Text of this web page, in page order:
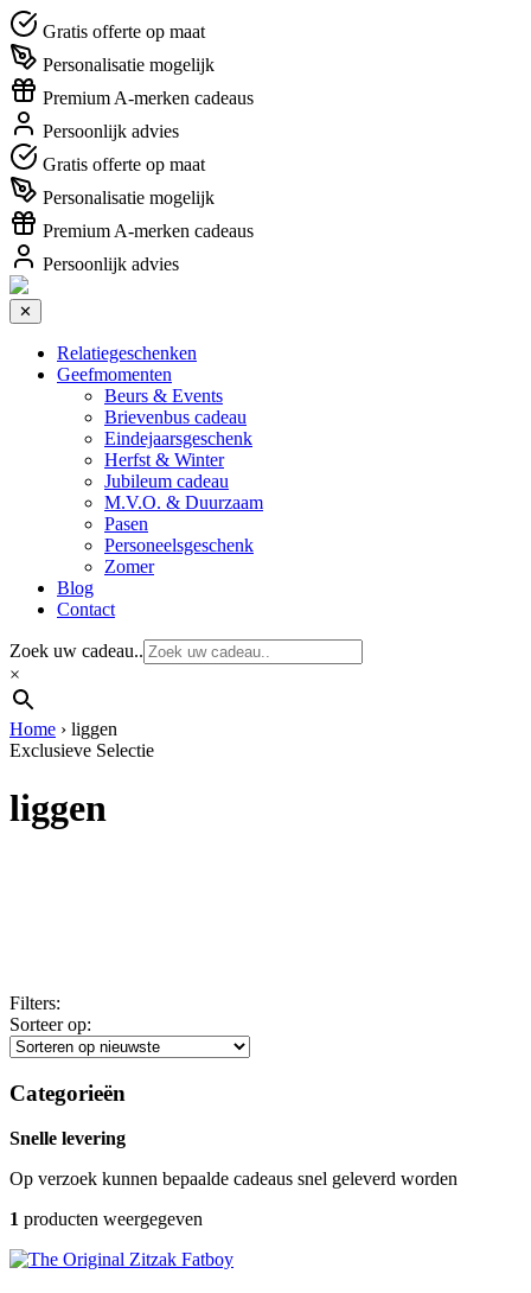
Gratis offerte op maat
Personalisatie mogelijk
Premium A-merken cadeaus
Persoonlijk advies
Gratis offerte op maat
Personalisatie mogelijk
Premium A-merken cadeaus
Persoonlijk advies
✕
Relatiegeschenken
Geefmomenten
Beurs & Events
Brievenbus cadeau
Eindejaarsgeschenk
Herfst & Winter
Jubileum cadeau
M.V.O. & Duurzaam
Pasen
Personeelsgeschenk
Zomer
Blog
Contact
Zoek uw cadeau..
×
Home › liggen
Exclusieve Selectie
liggen
Filters:
Sorteer op:
Categorieën
Snelle levering
Op verzoek kunnen bepaalde cadeaus snel geleverd worden
1 producten weergegeven
Fatboy